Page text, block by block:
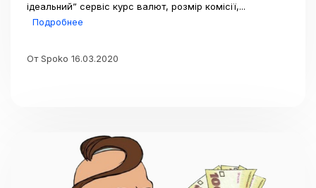
ідеальний” сервіс курс валют, розмір комісії,...
Подробнее
От Spoko 16.03.2020